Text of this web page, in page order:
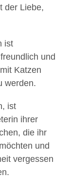
der Liebe,
ist
und
Katzen
werden.
ist
ihrer
die ihr
und
vergessen